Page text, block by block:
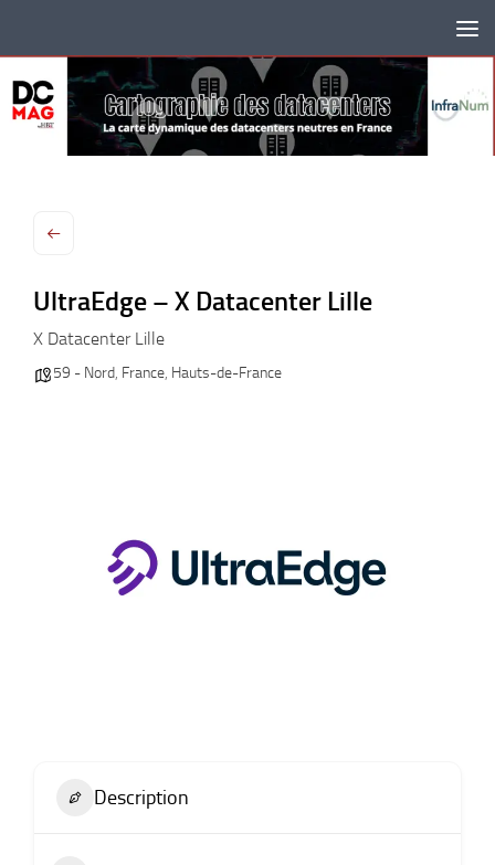
UltraEdge – X Datacenter Lille
X Datacenter Lille
59 - Nord, France, Hauts-de-France
Description